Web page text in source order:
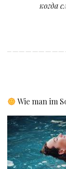
когда
Wie man im